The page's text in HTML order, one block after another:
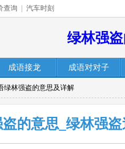
查询 汽车时刻
绿林强
成语接龙 成语对对子
绿林强盗的意思及详解
的意思_绿林强